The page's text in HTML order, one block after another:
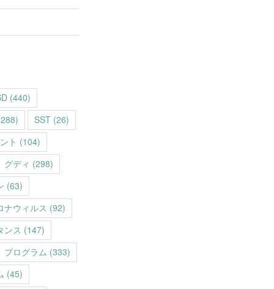
(440)
SST (26)
ト (104)
グディ (298)
(63)
ナウィルス (92)
ンス (147)
プログラム (333)
(45)